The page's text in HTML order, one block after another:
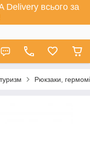
Delivery всього за
Рюкзаки,